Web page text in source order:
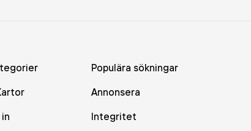
Populära sökningar
Annonsera
Integritet